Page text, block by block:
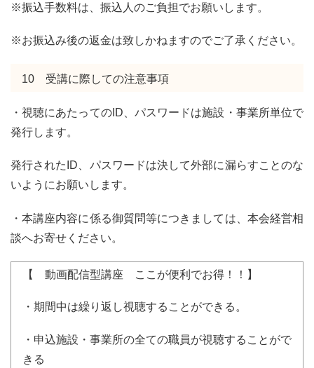
※振込手数料は、振込人のご負担でお願いします。
※お振込み後の返金は致しかねますのでご了承ください。
10 受講に際しての注意事項
・視聴にあたってのID、パスワードは施設・事業所単位で
発行します。
発行されたID、パスワードは決して外部に漏らすことのな
いようにお願いします。
・本講座内容に係る御質問等につきましては、本会経営相
談へお寄せください。
【 動画配信型講座 ここが便利でお得！！】
・期間中は繰り返し視聴することができる。
・申込施設・事業所の全ての職員が視聴することがで
きる